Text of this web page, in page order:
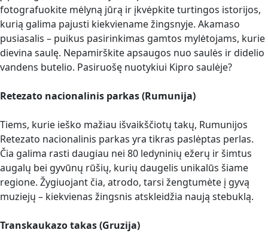
fotografuokite mėlyną jūrą ir įkvėpkite turtingos istorijos,
kurią galima pajusti kiekviename žingsnyje. Akamaso
pusiasalis – puikus pasirinkimas gamtos mylėtojams, kurie
dievina saulę. Nepamirškite apsaugos nuo saulės ir didelio
vandens butelio. Pasiruošę nuotykiui Kipro saulėje?
Retezato nacionalinis parkas (Rumunija)
Tiems, kurie ieško mažiau išvaikščiotų takų, Rumunijos
Retezato nacionalinis parkas yra tikras paslėptas perlas.
Čia galima rasti daugiau nei 80 ledyninių ežerų ir šimtus
augalų bei gyvūnų rūšių, kurių daugelis unikalūs šiame
regione. Žygiuojant čia, atrodo, tarsi žengtumėte į gyvą
muziejų – kiekvienas žingsnis atskleidžia naują stebuklą.
Transkaukazo takas (Gruzija)